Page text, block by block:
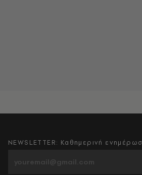
NEWSLETTER: Καθημερινή